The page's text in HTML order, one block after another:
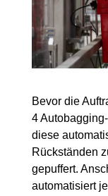
Bevor die
4
diese
Rückständen
gepuffert.
automatisiert